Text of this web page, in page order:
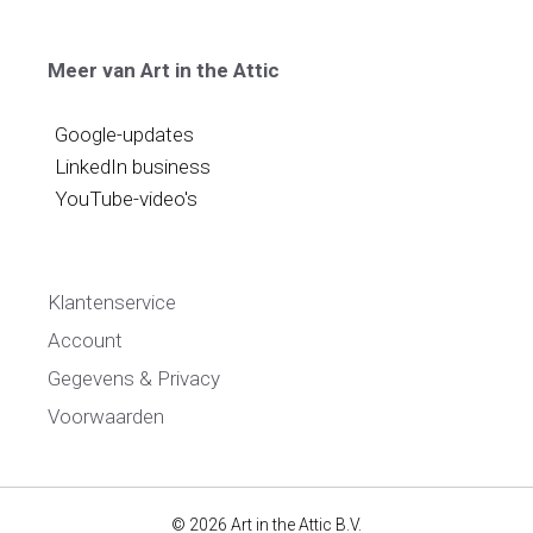
Meer van Art in the Attic
Google-updates
LinkedIn business
YouTube-video's
Klantenservice
Account
Gegevens & Privacy
Voorwaarden
© 2026 Art in the Attic B.V.